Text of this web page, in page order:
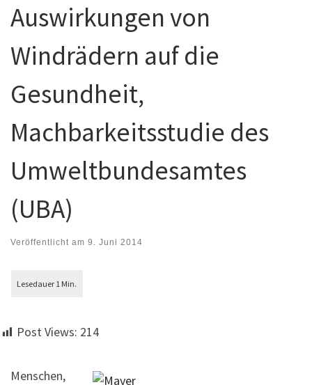
Auswirkungen von
Windrädern auf die
Gesundheit,
Machbarkeitsstudie des
Umweltbundesamtes
(UBA)
Veröffentlicht am 9. Juni 2014
Post Views: 214
Menschen,